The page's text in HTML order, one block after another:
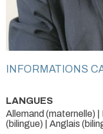
INFORMATIONS
LANGUES
Allemand (maternelle)
(bilingue) | Anglais